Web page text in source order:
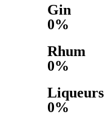
Gin
0%
Rhum
0%
Liqueurs
0%